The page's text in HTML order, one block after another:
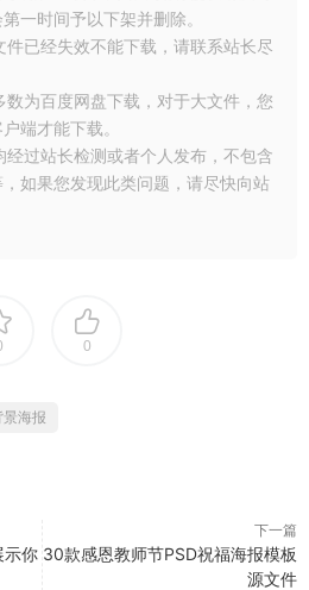
一时间予以下架并删除。
已经失效不能下载，请联系站长尽
为百度网盘下载，对于大文件，您
端才能下载。
过站长检测或者个人发布，不包含
如果您发现此类问题，请尽快向站
0
景海报
示你
下一篇
30款感恩教师节PSD祝福海报模板
源文件